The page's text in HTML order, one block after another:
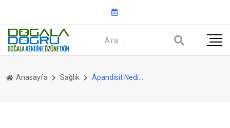
Anasayfa Sağlık